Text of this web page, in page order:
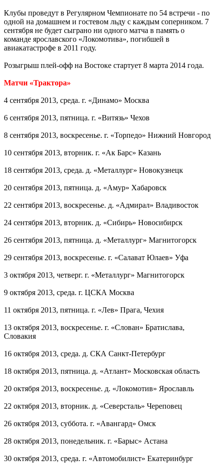
Клубы проведут в Регулярном Чемпионате по 54 встречи - по
одной на домашнем и гостевом льду с каждым соперником. 7
сентября не будет сыграно ни одного матча в память о
команде ярославского «Локомотива», погибшей в
авиакатастрофе в 2011 году.
Розыгрыш плей-офф на Востоке стартует 8 марта 2014 года.
Матчи «Трактора»
4 сентября 2013, среда. г. «Динамо» Москва
6 сентября 2013, пятница. г. «Витязь» Чехов
8 сентября 2013, воскресенье. г. «Торпедо» Нижний Новгород
10 сентября 2013, вторник. г. «Ак Барс» Казань
18 сентября 2013, среда. д. «Металлург» Новокузнецк
20 сентября 2013, пятница. д. «Амур» Хабаровск
22 сентября 2013, воскресенье. д. «Адмирал» Владивосток
24 сентября 2013, вторник. д. «Сибирь» Новосибирск
26 сентября 2013, пятница. д. «Металлург» Магнитогорск
29 сентября 2013, воскресенье. г. «Салават Юлаев» Уфа
3 октября 2013, четверг. г. «Металлург» Магнитогорск
9 октября 2013, среда. г. ЦСКА Москва
11 октября 2013, пятница. г. «Лев» Прага, Чехия
13 октября 2013, воскресенье. г. «Слован» Братислава,
Словакия
16 октября 2013, среда. д. СКА Санкт-Петербург
18 октября 2013, пятница. д. «Атлант» Московская область
20 октября 2013, воскресенье. д. «Локомотив» Ярославль
22 октября 2013, вторник. д. «Северсталь» Череповец
26 октября 2013, суббота. г. «Авангард» Омск
28 октября 2013, понедельник. г. «Барыс» Астана
30 октября 2013, среда. г. «Автомобилист» Екатеринбург